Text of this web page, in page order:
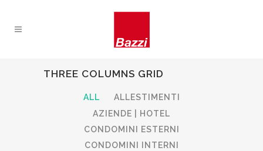
THREE COLUMNS GRID
ALL
ALLESTIMENTI
AZIENDE | HOTEL
CONDOMINI ESTERNI
CONDOMINI INTERNI